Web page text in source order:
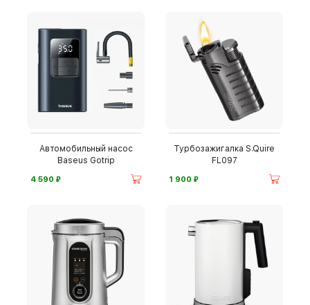
Автомобильный насос
Baseus Gotrip
4 590 ⃏
Турбозажигалка S.Quire
FL097
1 900 ⃏